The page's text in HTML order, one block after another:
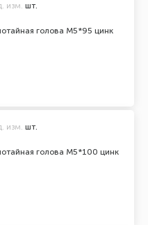
голова М5*95 цинк
изм. шт.
голова М5*100 цинк
изм. шт.